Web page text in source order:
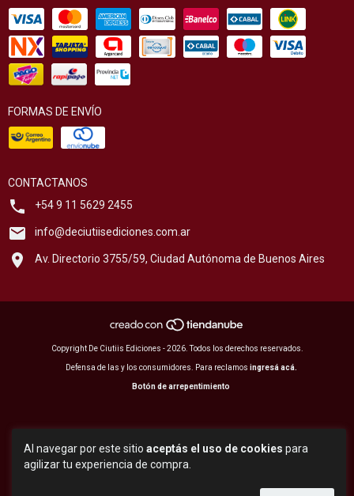
Al navegar por este sitio aceptás el uso de cookies para
agilizar tu experiencia de compra.
FORMAS DE ENVÍO
CONTACTANOS
+54 9 11 5629 2455
info@deciutiisediciones.com.ar
Av. Directorio 3755/59, Ciudad Autónoma de Buenos Aires
Copyright De Ciutiis Ediciones - 2026. Todos los derechos reservados.
Defensa de las y los consumidores. Para reclamos ingresá acá.
Botón de arrepentimiento